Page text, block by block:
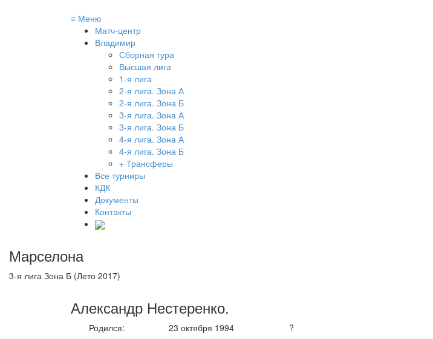
≡ Меню
Матч-центр
Владимир
Сборная тура
Высшая лига
1-я лига
2-я лига. Зона А
2-я лига. Зона Б
3-я лига. Зона А
3-я лига. Зона Б
4-я лига. Зона А
4-я лига. Зона Б
+ Трансферы
Все турниры
КДК
Документы
Контакты
Марселона
3-я лига Зона Б (Лето 2017)
Александр Нестеренко.
Родился:
23 октября 1994
?